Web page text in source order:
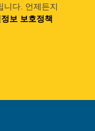
니다. 언제든지
보 보호정책